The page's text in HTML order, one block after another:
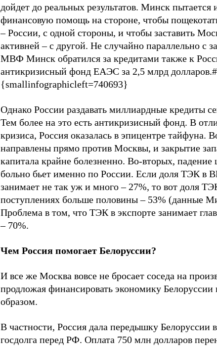
дойдет до реальных результатов. Минск пытается
финансовую помощь на стороне, чтобы
– России, с одной стороны, и чтобы заставить
активней–с другой. Не случайно параллельно с
МВФ Минск обратился за кредитами также к
антикризисный фонд ЕАЭС за 2,5 млрд долларов.#
{smallinfographicleft=740693}
Однако России раздавать миллиардные кредиты
Тем более на это есть антикризисный фонд. В
кризиса, Россия оказалась в эпицентре тайфуна.
направлены прямо против Москвы, и закрытие
капитала крайне болезненно. Во-вторых, падение
больно бьет именно по России. Если доля ТЭК в
занимает не так уж и много – 27%, то вот доля
поступлениях больше половины – 53% (данные
Проблема в том, что ТЭК в экспорте занимает
– 70%.
Чем Россия помогает Белоруссии?
И все же Москва вовсе не бросает соседа на
продложая финансировать экономику Белоруссии
образом.
В частности, Россия дала передышку Белоруссии
госдолга перед РФ. Оплата 750 млн долларов